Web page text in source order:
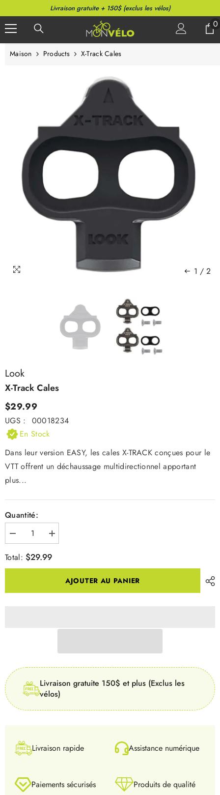
Livraison gratuite + 150$ (exclus les vélos)
0
0
Maison Products X-Track Cales
1 / 2
Look
X-Track Cales
$29.99
UGS :
00018234
En Stock
Dans leur version EASY, les cales X-TRACK conçues pour le
VTT offrent un déchaussage multidirectionnel apportant
plus...
Quantité:
Diminuer
la
quantité
pour
Augmenter
la
pour
Cales
Total: $29.99
AJOUTER AU PANIER
Livraison gratuite 150$ et plus (Exclus les
vélos)
Livraison rapide Assistance numérique
Paiements sécurisés Produits de qualité